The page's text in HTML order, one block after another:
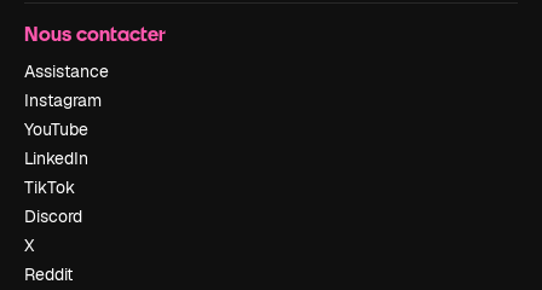
Nous contacter
Assistance
Instagram
YouTube
LinkedIn
TikTok
Discord
X
Reddit